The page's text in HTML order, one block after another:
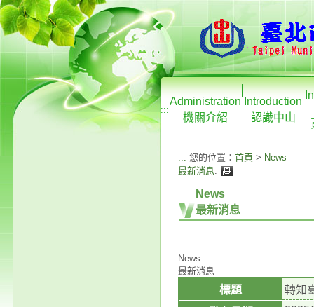
:::
Administration
機關介紹
Introduction
認識中山
::: 您的位置： 首頁 > News
最新消息.
News
最新消息
News
最新消息
標題
轉知